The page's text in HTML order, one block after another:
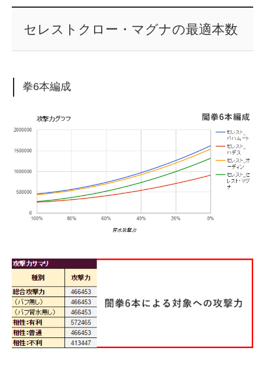
セレストクロー・マグナの最適本数
拳6本編成